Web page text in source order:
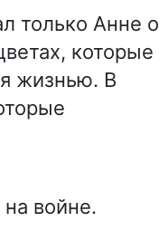
только Анне о
которые
жизнью. В
войне.